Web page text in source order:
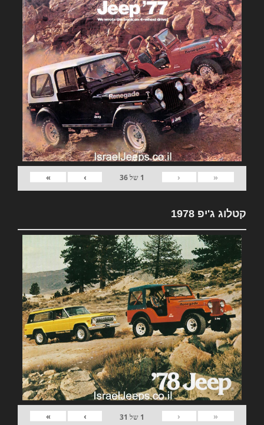
«
‹
1 של36
›
»
קטלוג ג'יפ 1978
«
‹
1 של 31
›
»